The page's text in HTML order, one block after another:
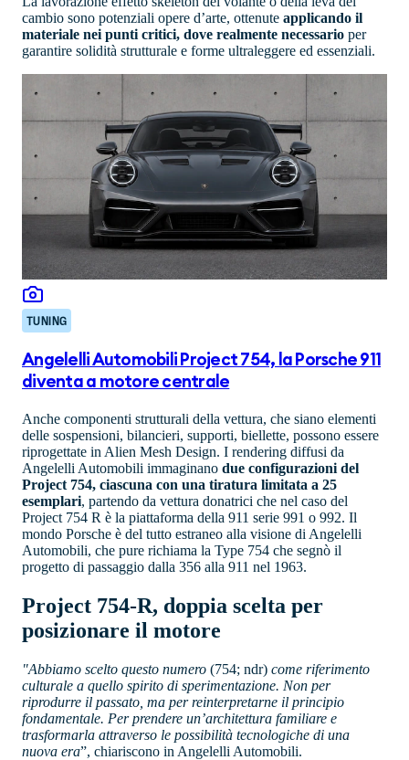
cambio sono potenziali opere d’arte, ottenute applicando il
materiale nei punti critici, dove realmente necessario per
garantire solidità strutturale e forme ultraleggere ed essenziali.
TUNING
Angelelli Automobili Project 754, la Porsche 911
diventa a motore centrale
Anche componenti strutturali della vettura, che siano elementi
delle sospensioni, bilancieri, supporti, biellette, possono essere
riprogettate in Alien Mesh Design. I rendering diffusi da
Angelelli Automobili immaginano due configurazioni del
Project 754, ciascuna con una tiratura limitata a 25
esemplari, partendo da vettura donatrici che nel caso del
Project 754 R è la piattaforma della 911 serie 991 o 992. Il
mondo Porsche è del tutto estraneo alla visione di Angelelli
Automobili, che pure richiama la Type 754 che segnò il
progetto di passaggio dalla 356 alla 911 nel 1963.
Project 754-R, doppia scelta per
posizionare il motore
"Abbiamo scelto questo numero (754; ndr) come riferimento
culturale a quello spirito di sperimentazione. Non per
riprodurre il passato, ma per reinterpretarne il principio
fondamentale. Per prendere un’architettura familiare e
trasformarla attraverso le possibilità tecnologiche di una
nuova era”, chiariscono in Angelelli Automobili.